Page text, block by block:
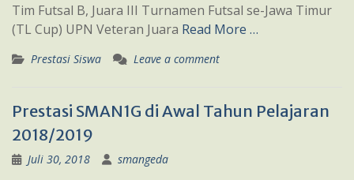
Tim Futsal B, Juara III Turnamen Futsal se-Jawa Timur
(TL Cup) UPN Veteran Juara Read More …
Prestasi Siswa Leave a comment
Prestasi SMAN1G di Awal Tahun Pelajaran
2018/2019
Juli 30, 2018 smangeda